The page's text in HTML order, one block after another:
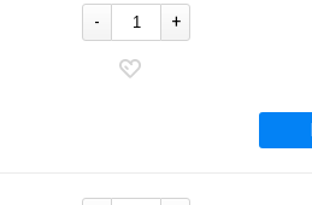
- +